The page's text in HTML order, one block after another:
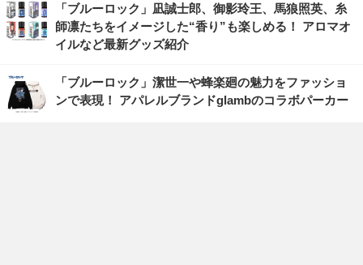
「ブルーロック」凪誠士郎、御影玲王、馬狼照英、糸
師凛たちをイメージした“香り”も楽しめる！ アロマオ
イルなど最新グッズ紹介
「ブルーロック」潔世一や蜂楽廻の魅力をファッショ
ンで表現！ アパレルブランドglambのコラボパーカー